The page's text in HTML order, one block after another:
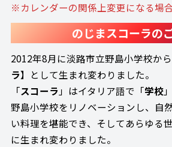
※カレンダーの関係上変更になる場合
のじまスコーラの
2012年8月に淡路市立野島小学校か
ラ】として生まれ変わりました。
「スコーラ 」はイタリア語で「学校
野島小学校をリノベーションし、自
い料理を堪能でき、そしてあらゆる
に生まれ変わりました。